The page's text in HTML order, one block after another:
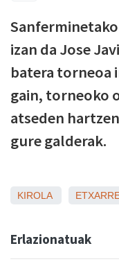
izan da Jose
batera torneoa
gain, torneoko
atseden
gure galderak.
KIROLA
Erlazionatuak